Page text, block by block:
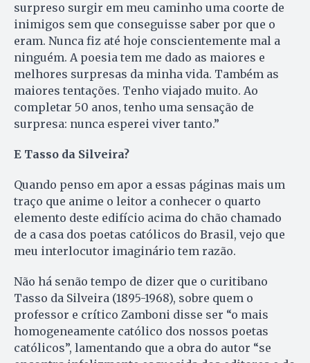
surpreso surgir em meu caminho uma coorte de
inimigos sem que conseguisse saber por que o
eram. Nunca fiz até hoje conscientemente mal a
ninguém. A poesia tem me dado as maiores e
melhores surpresas da minha vida. Também as
maiores tentações. Tenho viajado muito. Ao
completar 50 anos, tenho uma sensação de
surpresa: nunca esperei viver tanto.”
E Tasso da Silveira?
Quando penso em apor a essas páginas mais um
traço que anime o leitor a conhecer o quarto
elemento deste edifício acima do chão chamado
de a casa dos poetas católicos do Brasil, vejo que
meu interlocutor imaginário tem razão.
Não há senão tempo de dizer que o curitibano
Tasso da Silveira (1895-1968), sobre quem o
professor e crítico Zamboni disse ser “o mais
homogeneamente católico dos nossos poetas
católicos”, lamentando que a obra do autor “se